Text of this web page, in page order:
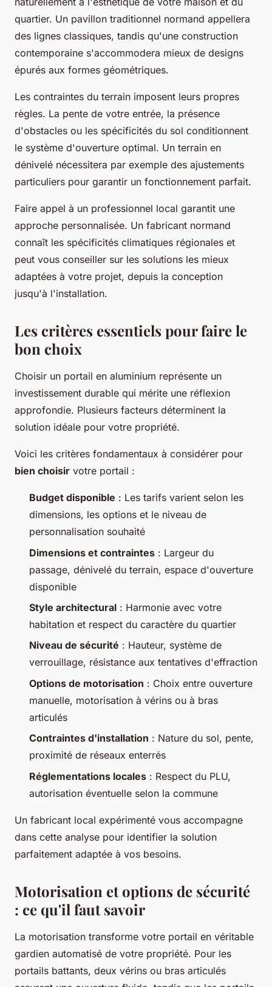
quartier. Un pavillon traditionnel normand appellera
des lignes classiques, tandis qu'une construction
contemporaine s'accommodera mieux de designs
épurés aux formes géométriques.
Les contraintes du terrain imposent leurs propres
règles. La pente de votre entrée, la présence
d'obstacles ou les spécificités du sol conditionnent
le système d'ouverture optimal. Un terrain en
dénivelé nécessitera par exemple des ajustements
particuliers pour garantir un fonctionnement parfait.
Faire appel à un professionnel local garantit une
approche personnalisée. Un fabricant normand
connaît les spécificités climatiques régionales et
peut vous conseiller sur les solutions les mieux
adaptées à votre projet, depuis la conception
jusqu'à l'installation.
Les critères essentiels pour faire le
bon choix
Choisir un portail en aluminium représente un
investissement durable qui mérite une réflexion
approfondie. Plusieurs facteurs déterminent la
solution idéale pour votre propriété.
Voici les critères fondamentaux à considérer pour
bien choisir votre portail :
Budget disponible : Les tarifs varient selon les
dimensions, les options et le niveau de
personnalisation souhaité
Dimensions et contraintes : Largeur du
passage, dénivelé du terrain, espace d'ouverture
disponible
Style architectural : Harmonie avec votre
habitation et respect du caractère du quartier
Niveau de sécurité : Hauteur, système de
verrouillage, résistance aux tentatives d'effraction
Options de motorisation : Choix entre ouverture
manuelle, motorisation à vérins ou à bras
articulés
Contraintes d'installation : Nature du sol, pente,
proximité de réseaux enterrés
Réglementations locales : Respect du PLU,
autorisation éventuelle selon la commune
Un fabricant local expérimenté vous accompagne
dans cette analyse pour identifier la solution
parfaitement adaptée à vos besoins.
Motorisation et options de sécurité
: ce qu'il faut savoir
La motorisation transforme votre portail en véritable
gardien automatisé de votre propriété. Pour les
portails battants, deux vérins ou bras articulés